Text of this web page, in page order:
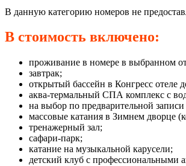
В данную категорию номеров не
В стоимость включено:
проживание в номере в выбранном
завтрак;
открытый бассейн в Конгресс отеле
аква-термальный СПА комплекс с
на выбор по предварительной
массовые катания в Зимнем дворце
тренажерный зал;
сафари-парк;
катание на музыкальной карусели;
детский клуб с профессиональными